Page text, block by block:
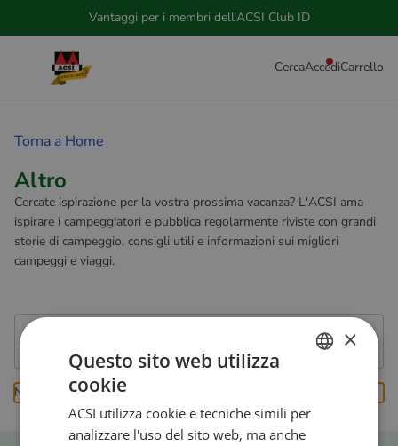
Vantaggi per i membri dell'ACSI Club ID
CercaAccediCarrello
Torna a Home
Altro
Cercate ispirazione per la vostra prossima vacanza? L'ACSI ama
ispirare i campeggiatori e pubblica regolarmente riviste con grandi
storie di campeggio, consigli utili e informazioni sui migliori
campeggi e viaggi.
Mostra filtri
Non ci sono prodotti elencati in questa categoria.
ENGLISH
×
Questo sito web utilizza
cookie
ACSI utilizza cookie e tecniche simili per
analizzare l'uso del sito web, ma anche